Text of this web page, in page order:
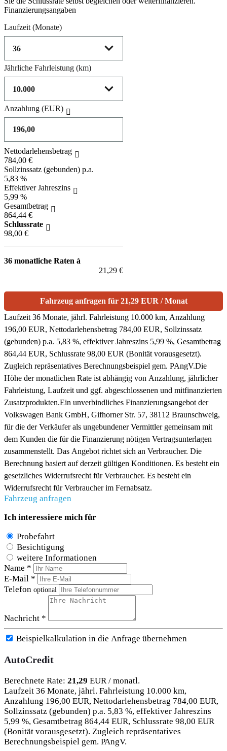
Finanzierungsangaben
Laufzeit (Monate)
Jährliche Fahrleistung (km)
Anzahlung (EUR)
Nettodarlehensbetrag
784,00 €
Sollzinssatz (gebunden) p.a.
5,83 %
Effektiver Jahreszins
5,99 %
Gesamtbetrag
864,44 €
Schlussrate
98,00 €
36 monatliche Raten à
21,29 €
Fahrzeug anfragen für 21,29 EUR / Monat
Laufzeit 36 Monate, jährl. Fahrleistung 10.000 km, Anzahlung
196,00 EUR, Nettodarlehensbetrag 784,00 EUR, Sollzinssatz
(gebunden) p.a. 5,83 %, effektiver Jahreszins 5,99 %, Gesamtbetrag
864,44 EUR, Schlussrate 98,00 EUR (Bonität vorausgesetzt).
Zugleich repräsentatives Berechnungsbeispiel gem. PAngV.Die
Höhe der monatlichen Rate ist abhängig von Anzahlung, jährlicher
Fahrleistung, Laufzeit und ggf. abgeschlossenen und mitfinanzierten
Zusatzprodukten.Ein unverbindliches Finanzierungsangebot der
Volkswagen Bank GmbH, Gifhorner Str. 57, 38112 Braunschweig,
für die der Verkäufer als ungebundener Vermittler gemeinsam mit
dem Kunden die für die Finanzierung nötigen Vertragsunterlagen
zusammenstellt. Das Angebot richtet sich an Verbraucher. Die
Berechnung basiert auf derzeit gültigen Konditionen. Es besteht ein
gesetzliches Widerrufsrecht für Verbraucher. Es besteht ein
Widerrufsrecht für Verbraucher im Fernabsatz.
Fahrzeug anfragen
Ich interessiere mich für
Probefahrt
Besichtigung
weitere Informationen
Name *
E-Mail *
Telefon optional
Nachricht *
Beispielkalkulation in die Anfrage übernehmen
AutoCredit
Berechnete Rate: 21,29 EUR / monatl.
Laufzeit 36 Monate, jährl. Fahrleistung 10.000 km,
Anzahlung 196,00 EUR, Nettodarlehensbetrag 784,00 EUR,
Sollzinssatz (gebunden) p.a. 5,83 %, effektiver Jahreszins
5,99 %, Gesamtbetrag 864,44 EUR, Schlussrate 98,00 EUR
(Bonität vorausgesetzt). Zugleich repräsentatives
Berechnungsbeispiel gem. PAngV.